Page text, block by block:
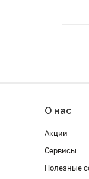
О нас
Акции
Сервисы
Полезные